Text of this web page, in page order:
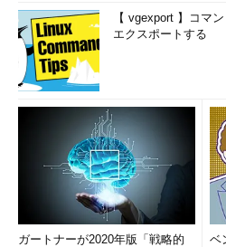
【 vgexport 】コマ
エクスポートする
ガートナーが2020年版「戦略的
ベ